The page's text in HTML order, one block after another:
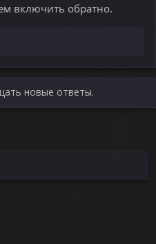
включить обратно.
новые ответы.